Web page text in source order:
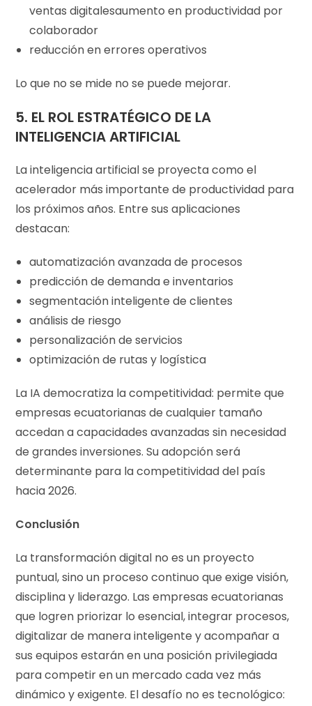
ventas digitalesaumento en productividad por
colaborador
reducción en errores operativos
Lo que no se mide no se puede mejorar.
5. EL ROL ESTRATÉGICO DE LA
INTELIGENCIA ARTIFICIAL
La inteligencia artificial se proyecta como el
acelerador más importante de productividad para
los próximos años. Entre sus aplicaciones
destacan:
automatización avanzada de procesos
predicción de demanda e inventarios
segmentación inteligente de clientes
análisis de riesgo
personalización de servicios
optimización de rutas y logística
La IA democratiza la competitividad: permite que
empresas ecuatorianas de cualquier tamaño
accedan a capacidades avanzadas sin necesidad
de grandes inversiones. Su adopción será
determinante para la competitividad del país
hacia 2026.
Conclusión
La transformación digital no es un proyecto
puntual, sino un proceso continuo que exige visión,
disciplina y liderazgo. Las empresas ecuatorianas
que logren priorizar lo esencial, integrar procesos,
digitalizar de manera inteligente y acompañar a
sus equipos estarán en una posición privilegiada
para competir en un mercado cada vez más
dinámico y exigente. El desafío no es tecnológico: